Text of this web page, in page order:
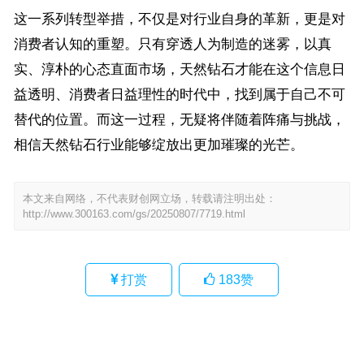
这一系列转型举措，不仅是对行业自身的革新，更是对
消费者认知的重塑。只有穿透人为制造的迷雾，以真
实、淳朴的心态直面市场，天然钻石才能在这个信息日
益透明、消费者日益理性的时代中，找到属于自己不可
替代的位置。而这一过程，无疑将伴随着阵痛与挑战，
相信天然钻石行业能够绽放出更加璀璨的光芒。
本文来自网络，不代表财创网立场，转载请注明出处：
http://www.300163.com/gs/20250807/7719.html
打赏 183赞